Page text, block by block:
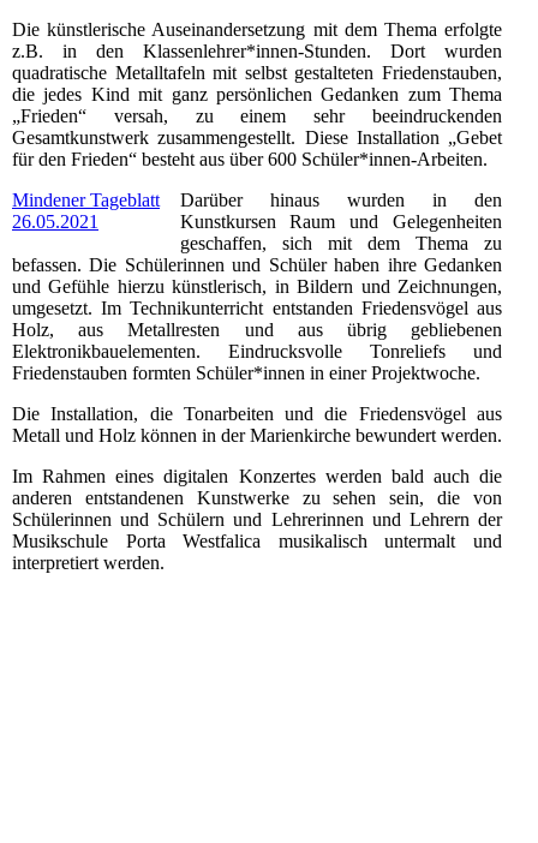
Die künstlerische Auseinandersetzung mit dem Thema erfolgte
z.B. in den Klassenlehrer*innen-Stunden. Dort wurden
quadratische Metalltafeln mit selbst gestalteten Friedenstauben,
die jedes Kind mit ganz persönlichen Gedanken zum Thema
„Frieden“ versah, zu einem sehr beeindruckenden
Gesamtkunstwerk zusammengestellt. Diese Installation „Gebet
für den Frieden“ besteht aus über 600 Schüler*innen-Arbeiten.
Mindener Tageblatt
26.05.2021
Darüber hinaus wurden in den
Kunstkursen Raum und Gelegenheiten
geschaffen, sich mit dem Thema zu
befassen. Die Schülerinnen und Schüler haben ihre Gedanken
und Gefühle hierzu künstlerisch, in Bildern und Zeichnungen,
umgesetzt. Im Technikunterricht entstanden Friedensvögel aus
Holz, aus Metallresten und aus übrig gebliebenen
Elektronikbauelementen. Eindrucksvolle Tonreliefs und
Friedenstauben formten Schüler*innen in einer Projektwoche.
Die Installation, die Tonarbeiten und die Friedensvögel aus
Metall und Holz können in der Marienkirche bewundert werden.
Im Rahmen eines digitalen Konzertes werden bald auch die
anderen entstandenen Kunstwerke zu sehen sein, die von
Schülerinnen und Schülern und Lehrerinnen und Lehrern der
Musikschule Porta Westfalica musikalisch untermalt und
interpretiert werden.